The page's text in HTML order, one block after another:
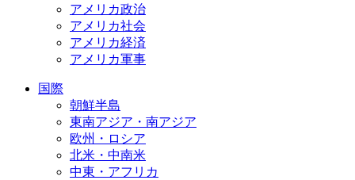
アメリカ政治
アメリカ社会
アメリカ経済
アメリカ軍事
国際
朝鮮半島
東南アジア・南アジア
欧州・ロシア
北米・中南米
中東・アフリカ